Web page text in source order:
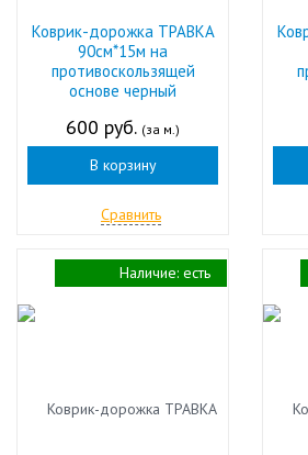
Коврик-дорожка ТРАВКА
90см*15м на
противоскользящей
основе черный
600 руб. (за м.)
В корзину
Сравнить
Наличие: есть